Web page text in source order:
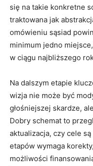
się na takie konkretne
traktowana jak
omówieniu sąsiad
minimum jedno
w ciągu najbliższego
Na dalszym etapie
wizja nie może być
głośniejszej skardze,
Dobry schemat to
aktualizacja, czy cele
etapów wymaga
możliwości